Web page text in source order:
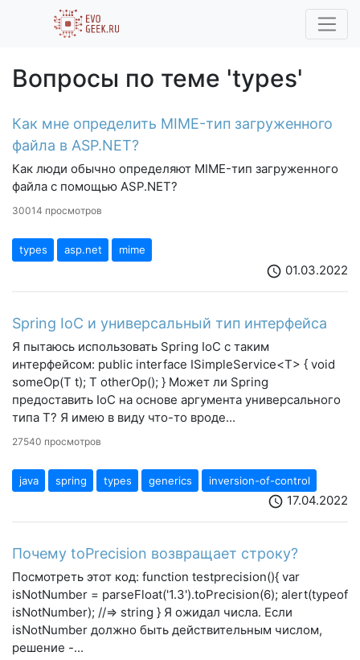
Вопросы по теме 'types'
Как мне определить MIME-тип загруженного
файла в ASP.NET?
Как люди обычно определяют MIME-тип загруженного
файла с помощью ASP.NET?
30014 просмотров
types asp.net mime
schedule 01.03.2022
Spring IoC и универсальный тип интерфейса
Я пытаюсь использовать Spring IoC с таким
интерфейсом: public interface ISimpleService<T> { void
someOp(T t); T otherOp(); } Может ли Spring
предоставить IoC на основе аргумента универсального
типа T? Я имею в виду что-то вроде...
27540 просмотров
java spring types generics inversion-of-control
schedule 17.04.2022
Почему toPrecision возвращает строку?
Посмотреть этот код: function testprecision(){ var
isNotNumber = parseFloat('1.3').toPrecision(6); alert(typeof
isNotNumber); //=> string } Я ожидал числа. Если
isNotNumber должно быть действительным числом,
решение -...